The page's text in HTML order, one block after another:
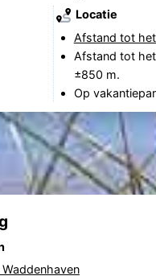
Locatie
Afstand tot
Afstand tot
±850 m.
Op
Waddenhaven